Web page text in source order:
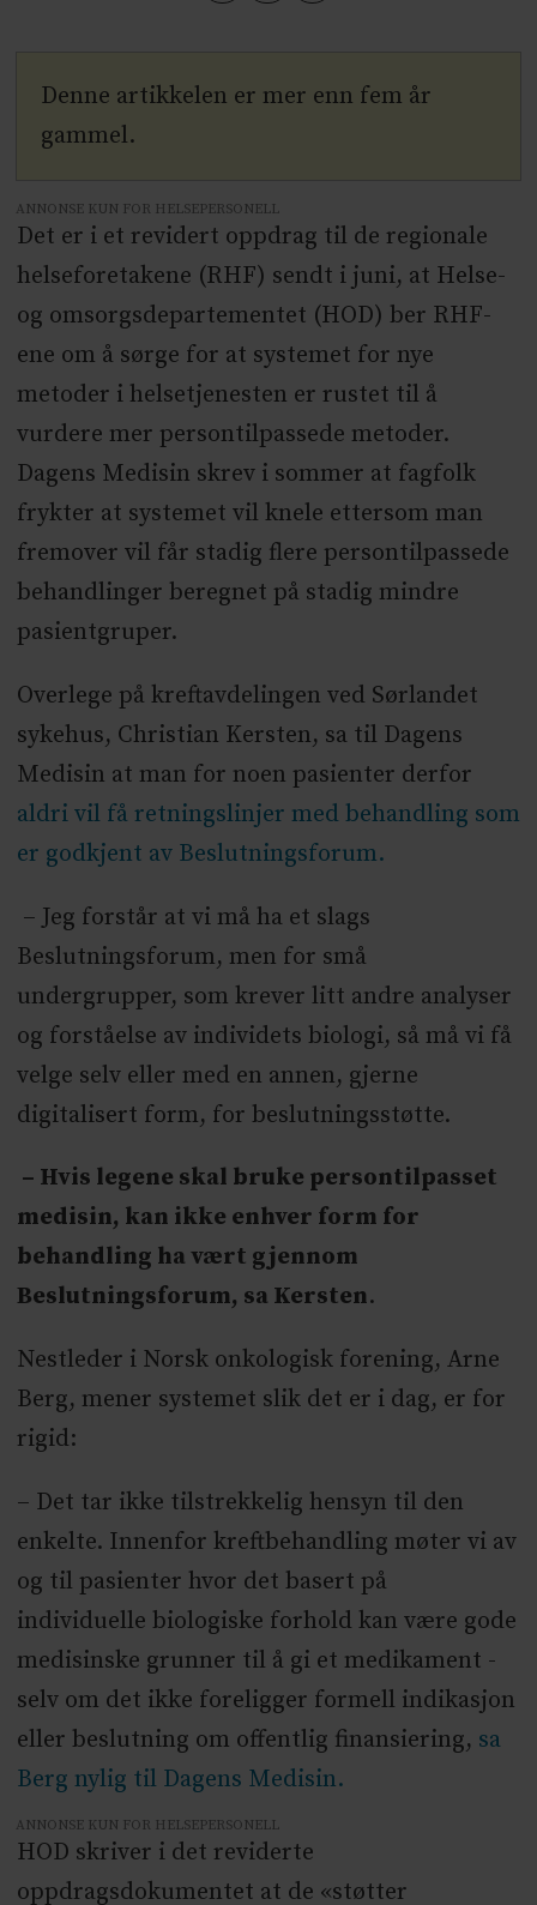
Denne artikkelen er mer enn fem år
gammel.
ANNONSE KUN FOR HELSEPERSONELL
Det er i et revidert oppdrag til de regionale
helseforetakene (RHF) sendt i juni, at Helse-
og omsorgsdepartementet (HOD) ber RHF-
ene om å sørge for at systemet for nye
metoder i helsetjenesten er rustet til å
vurdere mer persontilpassede metoder.
Dagens Medisin skrev i sommer at fagfolk
frykter at systemet vil knele ettersom man
fremover vil får stadig flere persontilpassede
behandlinger beregnet på stadig mindre
pasientgruper.
Overlege på kreftavdelingen ved Sørlandet
sykehus, Christian Kersten, sa til Dagens
Medisin at man for noen pasienter derfor
aldri vil få retningslinjer med behandling som
er godkjent av Beslutningsforum.
– Jeg forstår at vi må ha et slags
Beslutningsforum, men for små
undergrupper, som krever litt andre analyser
og forståelse av individets biologi, så må vi få
velge selv eller med en annen, gjerne
digitalisert form, for beslutningsstøtte.
– Hvis legene skal bruke persontilpasset
medisin, kan ikke enhver form for
behandling ha vært gjennom
Beslutningsforum, sa Kersten.
Nestleder i Norsk onkologisk forening, Arne
Berg, mener systemet slik det er i dag, er for
rigid:
– Det tar ikke tilstrekkelig hensyn til den
enkelte. Innenfor kreftbehandling møter vi av
og til pasienter hvor det basert på
individuelle biologiske forhold kan være gode
medisinske grunner til å gi et medikament -
selv om det ikke foreligger formell indikasjon
eller beslutning om offentlig finansiering, sa
Berg nylig til Dagens Medisin.
ANNONSE KUN FOR HELSEPERSONELL
HOD skriver i det reviderte
oppdragsdokumentet at de «støtter